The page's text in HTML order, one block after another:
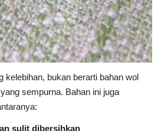
kelebihan, bukan berarti bahan wol
sempurna. Bahan ini juga
sulit dibersihkan